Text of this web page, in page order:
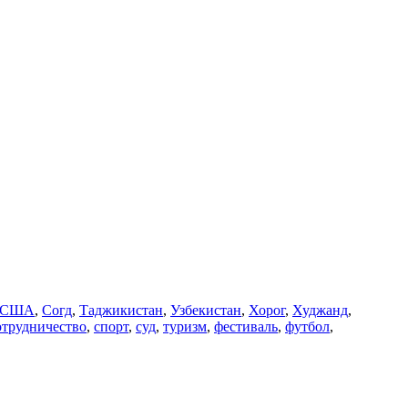
США, Согд, Таджикистан, Узбекистан, Хорог, Худжанд,
, спорт, суд, туризм, фестиваль, футбол,